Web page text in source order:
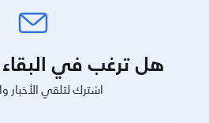
هل ترغب في
اشترك لتلقي الأخبار